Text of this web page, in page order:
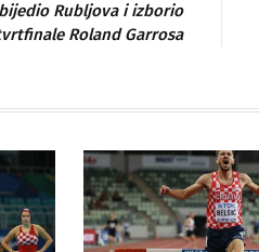
Rubljova i izborio
Roland Garrosa